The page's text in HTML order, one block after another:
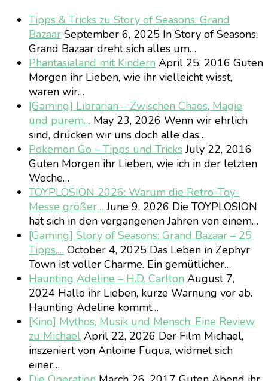
Tipps & Tricks zu Story of Seasons: Grand
Bazaar September 6, 2025 In Story of Seasons:
Grand Bazaar dreht sich alles um…
Phantasialand mit Kindern April 25, 2016 Guten
Morgen ihr Lieben, wie ihr vielleicht wisst,
waren wir…
[Gaming] Librarian – Zwischen Chaos, Magie
und purem… May 23, 2026 Wenn wir ehrlich
sind, drücken wir uns doch alle das…
Pokemon Go – Tipps und TricksJuly 22, 2016
Guten Morgen ihr Lieben, wie ich in der letzten
Woche…
TOYPLOSION 2026: Warum die Retro-Toy-
Messe größer… June 9, 2026 Die TOYPLOSION
hat sich in den vergangenen Jahren von einem…
[Gaming] Story of Seasons: Grand Bazaar – 25
Tipps,… October 4, 2025 Das Leben in Zephyr
Town ist voller Charme. Ein gemütlicher…
Haunting Adeline – H.D. Carlton August 7,
2024 Hallo ihr Lieben, kurze Warnung vor ab.
Haunting Adeline kommt…
[Kino] Mythos, Musik und Mensch: Eine Review
zu Michael April 22, 2026 Der Film Michael,
inszeniert von Antoine Fuqua, widmet sich
einer…